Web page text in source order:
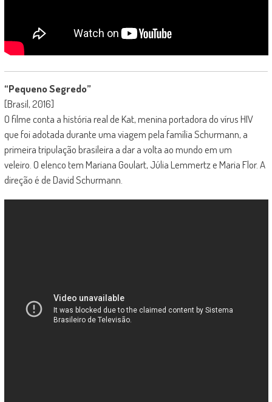
“Pequeno Segredo”
[Brasil, 2016]
O filme conta a história real de Kat, menina portadora do vírus HIV
que foi adotada durante uma viagem pela família Schurmann, a
primeira tripulação brasileira a dar a volta ao mundo em um
veleiro. O elenco tem Mariana Goulart, Júlia Lemmertz e Maria Flor. A
direção é de David Schurmann.